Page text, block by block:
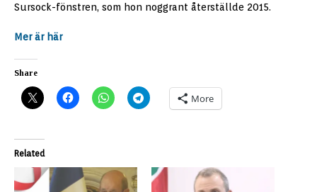
Sursock-fönstren, som hon noggrant återställde 2015.
Mer är här
Share
More
Related